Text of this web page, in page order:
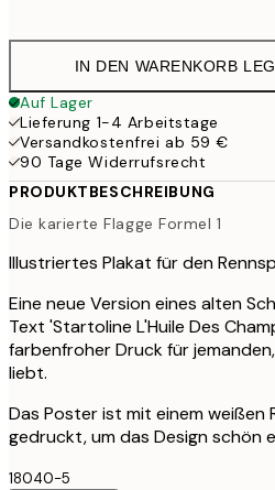
IN DEN WARENKORB
Auf Lager
Lieferung 1-4 Arbeitstage
Versandkostenfrei ab 59 €
90 Tage Widerrufsrecht
PRODUKTBESCHREIBUNG
Die karierte Flagge Formel 1
Illustriertes Plakat für den
Eine neue Version eines alten
Text 'Startoline L'Huile Des
farbenfroher Druck für
liebt.
Das Poster ist mit einem weißen
gedruckt, um das Design schön
18040-5